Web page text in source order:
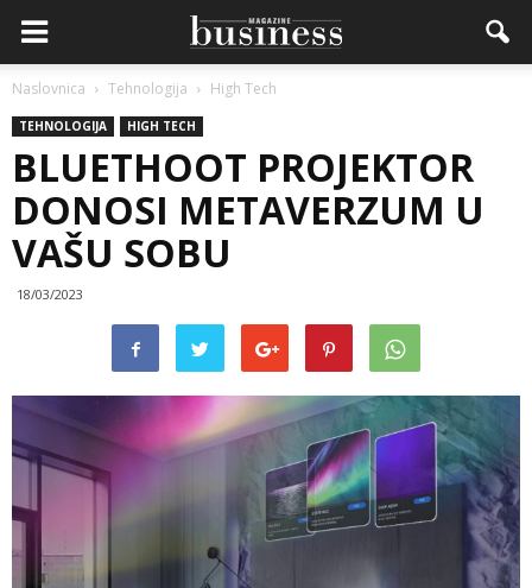
Naslovnica Tehnologija High Tech
TEHNOLOGIJA HIGH TECH
BLUETHOOT PROJEKTOR
DONOSI METAVERZUM U
VAŠU SOBU
18/03/2023